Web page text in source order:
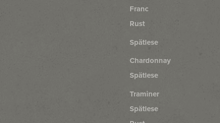
Franc
Rust
Spätlese
Chardonnay
Spätlese
Traminer
Spätlese